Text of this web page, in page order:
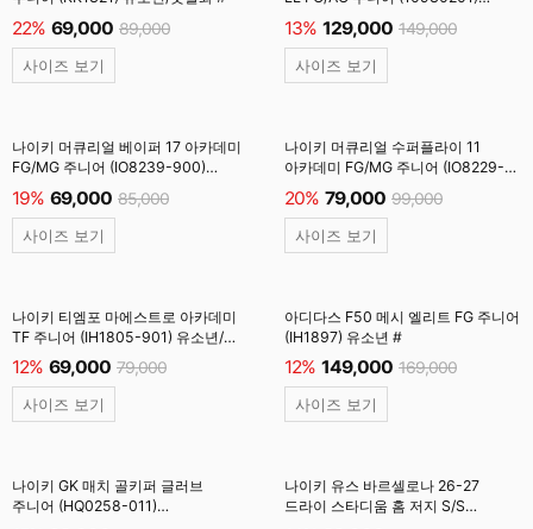
22% 69,000 89,000
사이즈 보기
유소년 #
13% 129,000 149,000
사이즈 보기
나이키 머큐리얼 베이퍼 17 아카데미
FG/MG 주니어 (IO8239-900)
유소년 #
19% 69,000 85,000
사이즈 보기
나이키 머큐리얼 수퍼플라이 11
아카데미 FG/MG 주니어 (IO8229-
900) 유소년/축구화 #
20% 79,000 99,000
사이즈 보기
나이키 티엠포 마에스트로 아카데미
TF 주니어 (IH1805-901) 유소년/
풋살화 #
12% 69,000 79,000
사이즈 보기
아디다스 F50 메시 엘리트 FG 주니어
(IH1897) 유소년 #
12% 149,000 169,000
사이즈 보기
나이키 GK 매치 골키퍼 글러브
주니어 (HQ0258-011)
나이키 유스 바르셀로나 26-27
드라이 스타디움 홈 저지 S/S